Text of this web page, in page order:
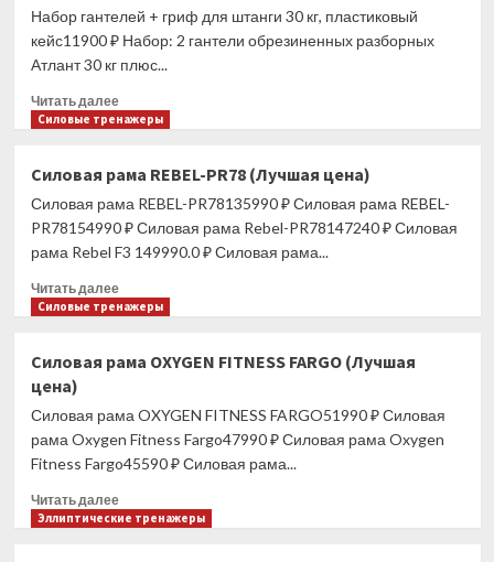
Hi-
tech
Dark
Storm
(Лучшая
Набор гантелей + гриф для штанги 30 кг, пластиковый
кейс11900 ₽ Набор: 2 гантели обрезиненных разборных
Атлант 30 кг плюс...
Читать далееПрочитать
больше
гантелей
+
гриф
для
30
кг,
(Лучшая
Силовые тренажеры
Силовая рама REBEL-PR78 (Лучшая цена)
Силовая рама REBEL-PR78135990 ₽ Силовая рама REBEL-
PR78154990 ₽ Силовая рама Rebel-PR78147240 ₽ Силовая
рама Rebel F3 149990.0 ₽ Силовая рама...
Читать далееПрочитать
больше
рама
PR78
(Лучшая
Силовые тренажеры
Силовая рама OXYGEN FITNESS FARGO (Лучшая
цена)
Силовая рама OXYGEN FITNESS FARGO51990 ₽ Силовая
рама Oxygen Fitness Fargo47990 ₽ Силовая рама Oxygen
Fitness Fargo45590 ₽ Силовая рама...
Читать далееПрочитать
больше
Эллиптические тренажеры